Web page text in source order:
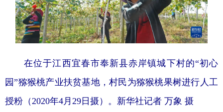
在位于江西宜春市奉新县赤岸镇城下村的“初心
园”猕猴桃产业扶贫基地，村民为猕猴桃果树进行人工
授粉（2020年4月29日摄）。新华社记者 万象 摄